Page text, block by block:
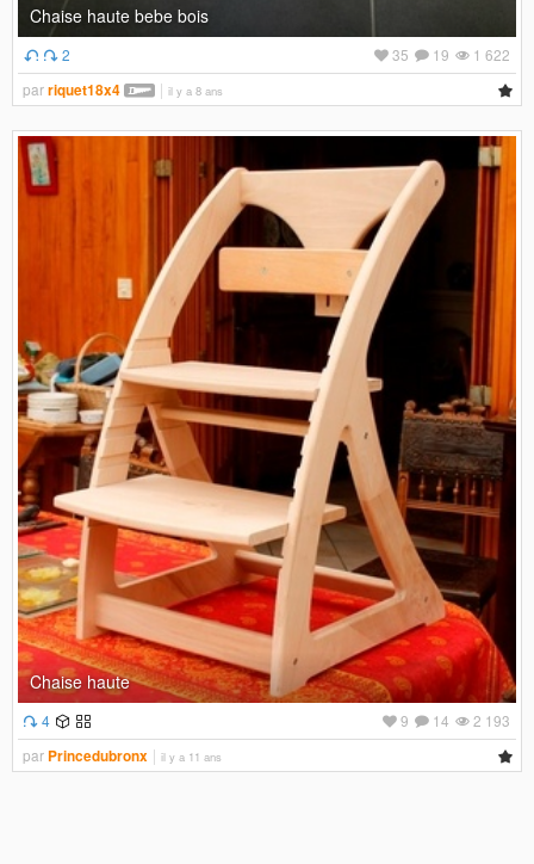
Chaise haute bebe bois
2 1 622
19
35
parriquet18x4 il y a 8 ans
Chaise haute
4 2 193
14
9
parPrincedubronx il y a 11 ans